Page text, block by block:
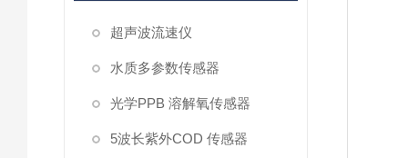
超声波流速仪
水质多参数传感器
光学PPB 溶解氧传感器
5波长紫外COD 传感器